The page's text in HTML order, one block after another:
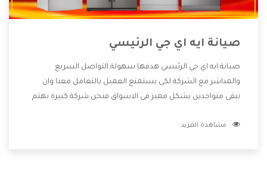
صيانة ايه اي جي الرئيسي
صيانة ايه اي جي الرئيسي هدفها سهولة التواصل السريع
والمباشر مع الشركة لكى يستمتع العميل بالتعامل معنا وان
نبقى متواجدين بشكل مميز فى الاسواق فنحن شركة كبيرة نهتم
الشركة بها والتى تكون منها خدمة الصيانة التى تكون من أهم
مشاهدة المزيد